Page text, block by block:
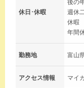
休日･休暇
週休
休暇
年間
勤務地 富山
アクセス情報 マイ